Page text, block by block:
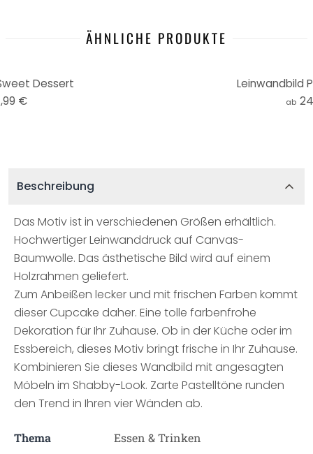
ÄHNLICHE PRODUKTE
Dessert
€
Leinwandbild
ab
Beschreibung
Das Motiv ist in verschiedenen Größen erhältlich.
Hochwertiger Leinwanddruck auf Canvas-
Baumwolle. Das ästhetische Bild wird auf einem
Holzrahmen geliefert.
Zum Anbeißen lecker und mit frischen Farben kommt
dieser Cupcake daher. Eine tolle farbenfrohe
Dekoration für Ihr Zuhause. Ob in der Küche oder im
Essbereich, dieses Motiv bringt frische in Ihr Zuhause.
Kombinieren Sie dieses Wandbild mit angesagten
Möbeln im Shabby-Look. Zarte Pastelltöne runden
den Trend in Ihren vier Wänden ab.
Thema Essen & Trinken